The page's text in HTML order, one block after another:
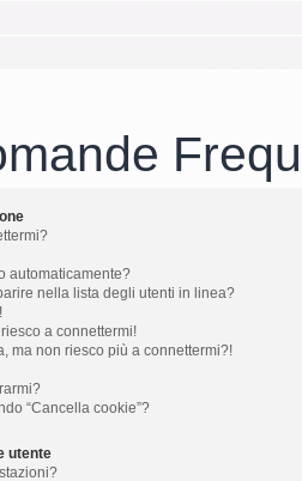
automaticamente?
nella lista degli utenti in linea?
a connettermi!
ma non riesco più a connettermi?!
“Cancella cookie”?
utente